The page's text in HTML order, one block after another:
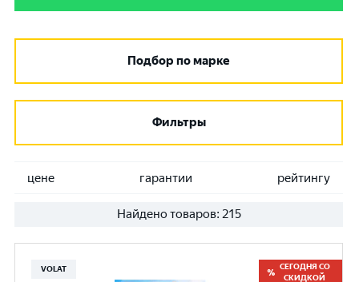
Подбор по марке
Фильтры
цене гарантии рейтингу
Найдено товаров: 215
VOLAT
СЕГОДНЯ СО
СКИДКОЙ